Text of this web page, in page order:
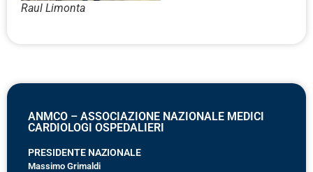
Raul Limonta
ANMCO – ASSOCIAZIONE NAZIONALE MEDICI
CARDIOLOGI OSPEDALIERI
PRESIDENTE NAZIONALE
Massimo Grimaldi